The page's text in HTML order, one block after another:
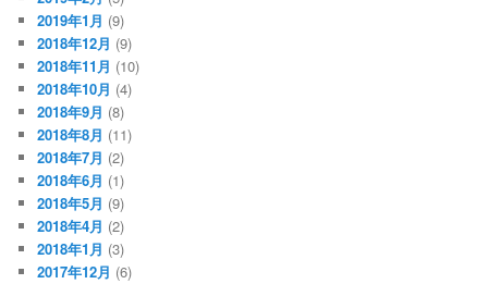
2019年1月 (9)
2018年12月 (9)
2018年11月 (10)
2018年10月 (4)
2018年9月 (8)
2018年8月 (11)
2018年7月 (2)
2018年6月 (1)
2018年5月 (9)
2018年4月 (2)
2018年1月 (3)
2017年12月 (6)